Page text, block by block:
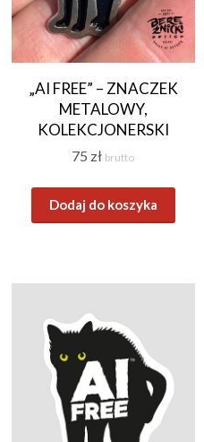
„AI FREE” – ZNACZEK
METALOWY,
KOLEKCJONERSKI
75 zł brutto
Dodaj do koszyka